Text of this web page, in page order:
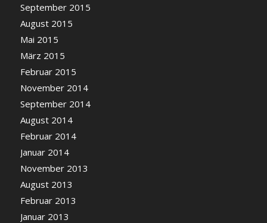
September 2015
August 2015
Mai 2015
März 2015
Februar 2015
November 2014
September 2014
August 2014
Februar 2014
Januar 2014
November 2013
August 2013
Februar 2013
Januar 2013